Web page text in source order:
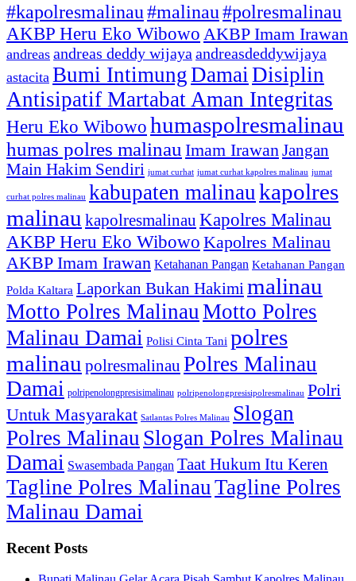
#kapolresmalinau#malinau#polresmalinau
AKBP Heru Eko Wibowo AKBP Imam Irawan
andreas andreas deddy wijaya andreasdeddywijaya
astacita Bumi IntimungDamaiDisiplin
Antisipatif Martabat Aman Integritas
Heru Eko Wibowohumaspolresmalinau
humas polres malinau Imam IrawanJangan
Main Hakim Sendiri jumat curhat jumat curhat kapolres malinau jumat
curhat polres malinau kabupaten malinaukapolres
malinau kapolresmalinau Kapolres Malinau
AKBP Heru Eko Wibowo Kapolres Malinau
AKBP Imam Irawan Ketahanan Pangan Ketahanan Pangan
Polda Kaltara Laporkan Bukan Hakimi malinau
Motto Polres MalinauMotto Polres
Malinau Damai Polisi Cinta Tani polres
malinau polresmalinau Polres Malinau
Damai polripenolongpresisimalinau polripenolongpresisipolresmalinau Polri
Untuk Masyarakat Satlantas Polres Malinau Slogan
Polres Malinau Slogan Polres Malinau
Damai Swasembada Pangan Taat Hukum Itu Keren
Tagline Polres MalinauTagline Polres
Malinau Damai
Recent Posts